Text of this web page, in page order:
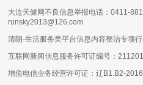
大连天健网不良信息举报电话：0411-
runsky2013@126.com
清朗·生活服务类平台信息内容整治专项
互联网新闻信息服务许可证编号：
增值电信业务经营许可证：辽B1.B2-